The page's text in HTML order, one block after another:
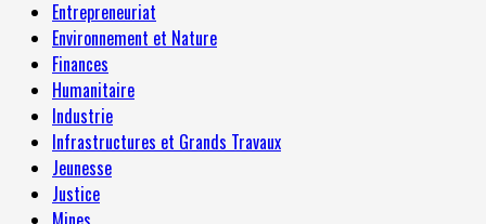
Entrepreneuriat
Environnement et Nature
Finances
Humanitaire
Industrie
Infrastructures et Grands Travaux
Jeunesse
Justice